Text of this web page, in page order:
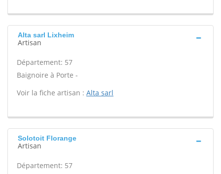
Alta sarl Lixheim
Artisan
Département: 57
Baignoire à Porte -
Voir la fiche artisan : Alta sarl
Solotoit Florange
Artisan
Département: 57